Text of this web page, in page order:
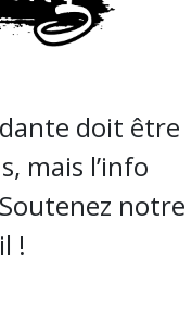
doit être
mais l’info
notre
!